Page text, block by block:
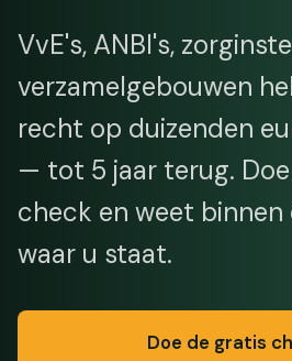
VvE's, ANBI's,
verzamelgebouwen
recht op duizenden
— tot 5 jaar terug.
check en weet
waar u staat.
Doe de gratis